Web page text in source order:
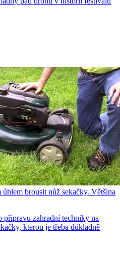
brousit nůž sekačky. Většina
zahradní techniky na
kterou je třeba důkladně